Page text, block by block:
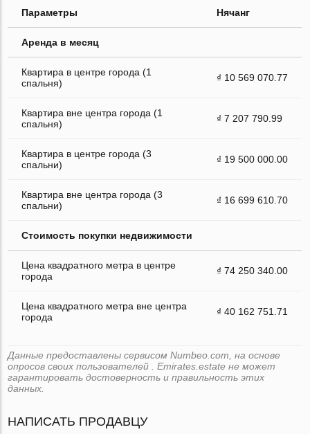
Параметры Нячанг
Аренда в месяц
Квартира в центре города (1
спальня)
₫ 10 569 070.77
Квартира вне центра города (1
спальня)
₫ 7 207 790.99
Квартира в центре города (3
спальни)
₫ 19 500 000.00
Квартира вне центра города (3
спальни)
₫ 16 699 610.70
Стоимость покупки недвижимости
Цена квадратного метра в центре
города
₫ 74 250 340.00
Цена квадратного метра вне центра
города
₫ 40 162 751.71
Данные предоставлены сервисом Numbeo.com, на основе
опросов своих пользователей . Emirates.estate не может
гарантировать достоверность и правильность этих
данных.
НАПИСАТЬ ПРОДАВЦУ